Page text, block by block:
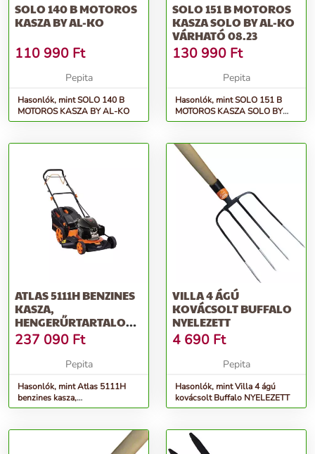
SOLO 140 B MOTOROS
KASZA BY AL-KO
110 990 Ft
Pepita
Hasonlók, mint SOLO 140 B
MOTOROS KASZA BY AL-KO
SOLO 151 B MOTOROS
KASZA SOLO BY AL-KO
VÁRHATÓ 08.23
130 990 Ft
Pepita
Hasonlók, mint SOLO 151 B
MOTOROS KASZA SOLO BY
AL-KO Várható 08.23
ATLAS 5111H BENZINES
KASZA,
HENGERŰRTARTALOM
166 CM3,
MUNKASZÉLES...
237 090 Ft
Pepita
Hasonlók, mint Atlas 5111H
benzines kasza,
hengerűrtartalom 166 cm3,
VILLA 4 ÁGÚ
KOVÁCSOLT BUFFALO
NYELEZETT
4 690 Ft
Pepita
Hasonlók, mint Villa 4 ágú
kovácsolt Buffalo NYELEZETT